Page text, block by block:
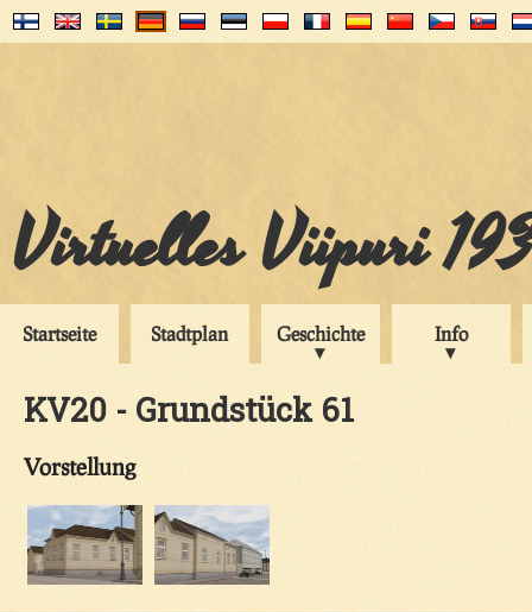
Virtuelles Viipuri
Startseite Stadtplan Geschichte Info
KV20 - Grundstück 61
Vorstellung